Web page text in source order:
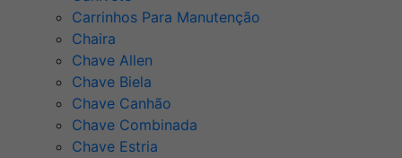
Carrinhos Para Manutenção
Chaira
Chave Allen
Chave Biela
Chave Canhão
Chave Combinada
Chave Estria